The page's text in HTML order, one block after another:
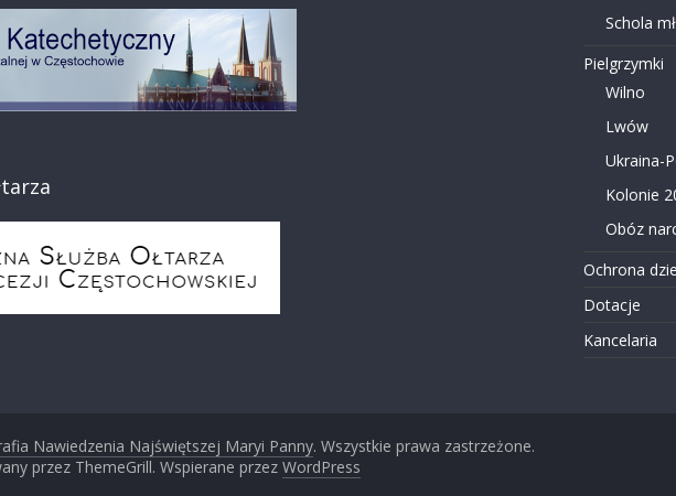
Schola
Pielgrzymki
Wilno
Lwów
Ukraina-
Kolonie
Obóz
Ochrona
Dotacje
Kancelaria
Nawiedzenia Najświętszej Maryi Panny. Wszystkie prawa zastrzeżone.
przez ThemeGrill. Wspierane przez WordPress